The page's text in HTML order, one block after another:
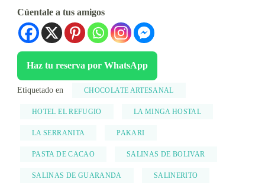
Cúentale a tus amigos
Haz tu reserva por WhatsApp
Etiquetado en CHOCOLATE ARTESANAL
HOTEL EL REFUGIO LA MINGA HOSTAL
LA SERRANITA PAKARI
PASTA DE CACAO SALINAS DE BOLIVAR
SALINAS DE GUARANDA SALINERITO